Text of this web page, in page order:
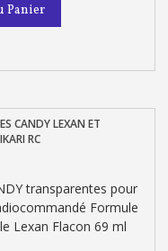
14 jours
commande
de réduction
Métropolitaine
pour 250€ d'achats
30€ d'achats
Panier
CANDY LEXAN ET
RC
transparentes pour
Formule
Lexan Flacon 69 ml